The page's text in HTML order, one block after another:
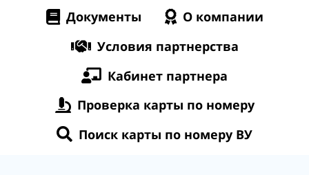
Документы
О компании
Условия партнерства
Кабинет партнера
Проверка карты по номеру
Поиск карты по номеру ВУ